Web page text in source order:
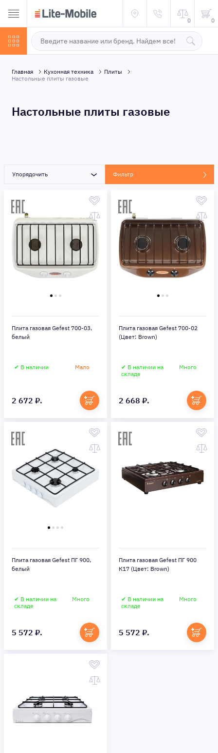
0 0
Главная Кухонная техника
Плиты
Настольные плиты газовые
Настольные плиты газовые
Упорядочить Фильтр
Плита газовая Gefest 700-03,
белый
✔ В наличии Мало
2 672 ₽.
Плита газовая Gefest 700-02
(Цвет: Brown)
✔ В наличии на
складе
Много
2 668 ₽.
Плита газовая Gefest ПГ 900,
белый
✔ В наличии на
складе
Много
5 572 ₽.
Плита газовая Gefest ПГ 900
К17 (Цвет: Brown)
✔ В наличии на
складе
Много
5 572 ₽.